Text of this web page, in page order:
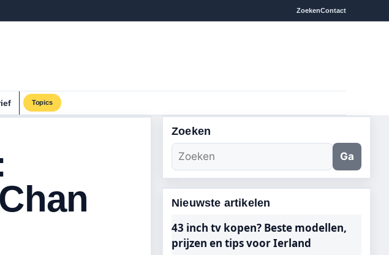
ZoekenContact
Topics
Zoeken
Ga
Nieuwste artikelen
43 inch tv kopen? Beste modellen,
prijzen en tips voor Ierland